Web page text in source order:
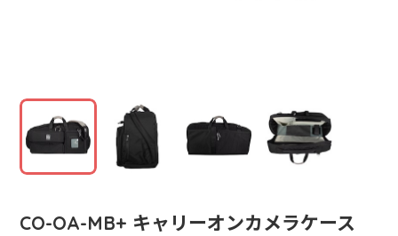
CO-OA-MB+ キャリーオンカメラケース